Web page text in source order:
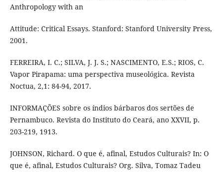
Anthropology with an
Attitude: Critical Essays. Stanford: Stanford University Press,
2001.
FERREIRA, I. C.; SILVA, J. J. S.; NASCIMENTO, E.S.; RIOS, C.
Vapor Pirapama: uma perspectiva museológica. Revista
Noctua, 2,1: 84-94, 2017.
INFORMAÇÕES sobre os índios bárbaros dos sertões de
Pernambuco. Revista do Instituto do Ceará, ano XXVII, p.
203-219, 1913.
JOHNSON, Richard. O que é, afinal, Estudos Culturais? In: O
que é, afinal, Estudos Culturais? Org. Silva, Tomaz Tadeu